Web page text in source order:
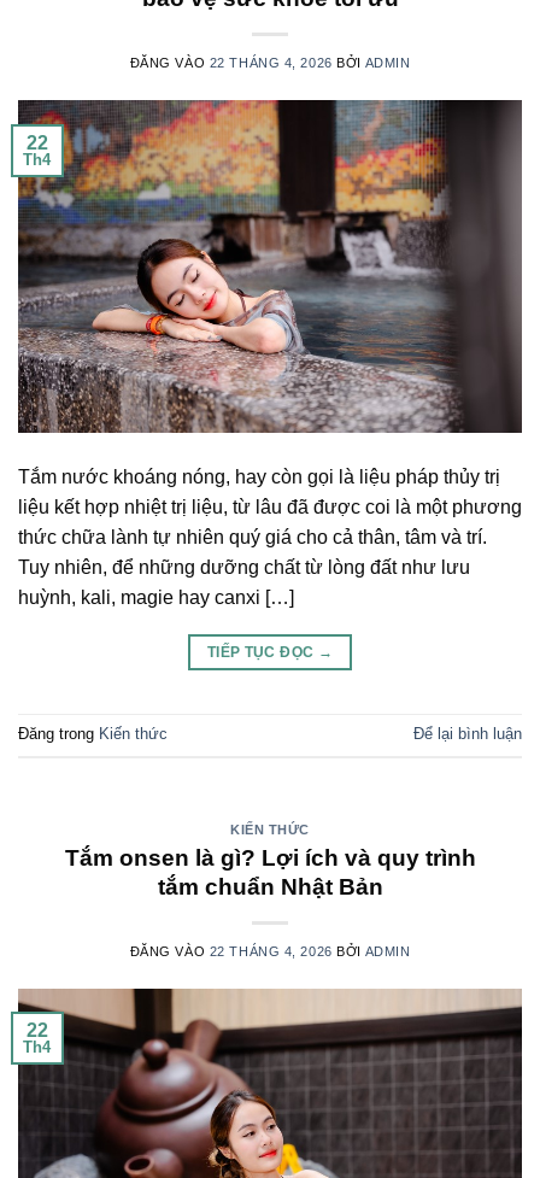
ĐĂNG VÀO 22 THÁNG 4, 2026 BỞI ADMIN
22
Th4
Tắm nước khoáng nóng, hay còn gọi là liệu pháp thủy trị
liệu kết hợp nhiệt trị liệu, từ lâu đã được coi là một phương
thức chữa lành tự nhiên quý giá cho cả thân, tâm và trí.
Tuy nhiên, để những dưỡng chất từ lòng đất như lưu
huỳnh, kali, magie hay canxi […]
TIẾP TỤC ĐỌC →
Đăng trong Kiến thức Để lại bình luận
KIẾN THỨC
Tắm onsen là gì? Lợi ích và quy trình
tắm chuẩn Nhật Bản
ĐĂNG VÀO 22 THÁNG 4, 2026 BỞI ADMIN
22
Th4